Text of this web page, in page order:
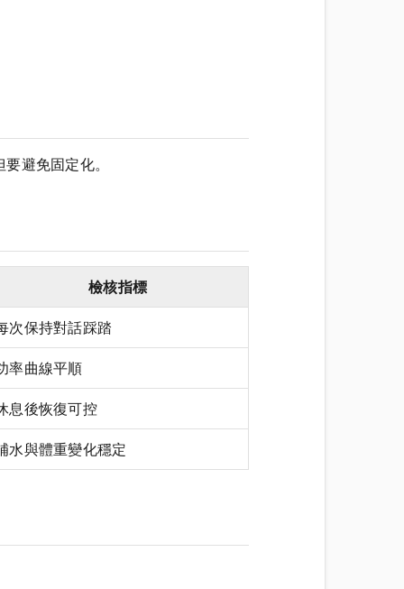
避免固定化。
檢核指標
次保持對話踩踏
率曲線平順
息後恢復可控
水與體重變化穩定